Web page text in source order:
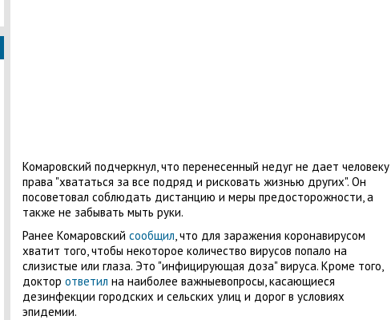
Комаровский подчеркнул, что перенесенный недуг не дает человеку
права "хвататься за все подряд и рисковать жизнью других". Он
посоветовал соблюдать дистанцию и меры предосторожности, а
также не забывать мыть руки.
Ранее Комаровский сообщил, что для заражения коронавирусом
хватит того, чтобы некоторое количество вирусов попало на
слизистые или глаза. Это "инфицирующая доза" вируса. Кроме того,
доктор ответил на наиболее важныевопросы, касающиеся
дезинфекции городских и сельских улиц и дорог в условиях
эпидемии.